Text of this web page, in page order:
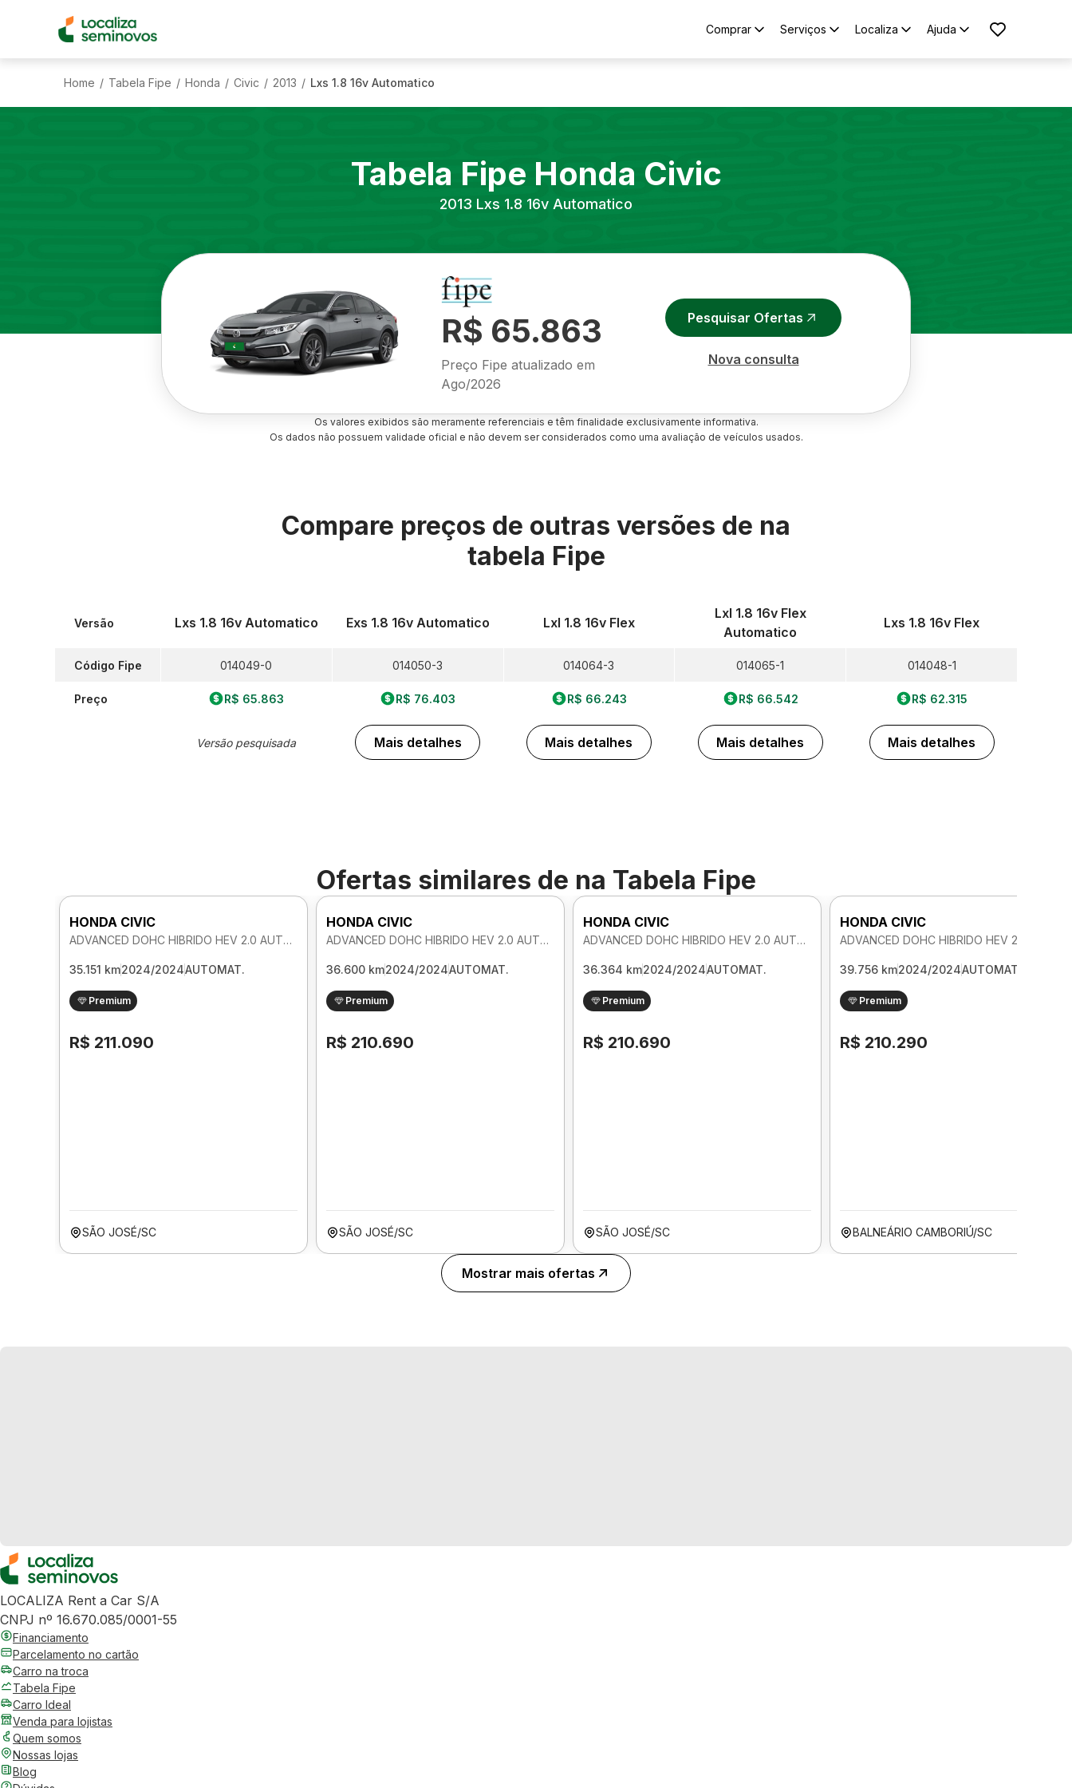
Comprar Serviços Localiza Ajuda
Home / Tabela Fipe / Honda / Civic / 2013 / Lxs 1.8 16v Automatico
Tabela Fipe Honda Civic
2013 Lxs 1.8 16v Automatico
R$ 65.863
Preço Fipe atualizado em
Ago/2026
Pesquisar Ofertas
Nova consulta
Os valores exibidos são meramente referenciais e têm finalidade exclusivamente informativa.
Os dados não possuem validade oficial e não devem ser considerados como uma avaliação de veículos usados.
Compare preços de outras versões de na
tabela Fipe
Versão
Código Fipe
Preço
Lxs 1.8 16v Automatico
014049-0
R$ 65.863
Versão pesquisada
Exs 1.8 16v Automatico
014050-3
R$ 76.403
Mais detalhes
Lxl 1.8 16v Flex
014064-3
R$ 66.243
Mais detalhes
Lxl 1.8 16v Flex
Automatico
014065-1
R$ 66.542
Mais detalhes
Lxs 1.8 16v Flex
014048-1
R$ 62.315
Mais detalhes
Ofertas similares de na Tabela Fipe
HONDA CIVIC
ADVANCED DOHC HIBRIDO HEV 2.0 AUTOMATICO
35.151 km2024/2024AUTOMAT.
Premium
R$ 211.090
SÃO JOSÉ/SC
HONDA CIVIC
ADVANCED DOHC HIBRIDO HEV 2.0 AUTOMATICO
36.600 km2024/2024AUTOMAT.
Premium
R$ 210.690
SÃO JOSÉ/SC
HONDA CIVIC
ADVANCED DOHC HIBRIDO HEV 2.0 AUTOMATICO
36.364 km2024/2024AUTOMAT.
Premium
R$ 210.690
SÃO JOSÉ/SC
HONDA CIVIC
39.756 km2024/2024AUTOMAT.
Premium
R$ 210.290
BALNEÁRIO CAMBORIÚ/SC
Mostrar mais ofertas
LOCALIZA Rent a Car S/A
CNPJ nº 16.670.085/0001-55
Financiamento
Parcelamento no cartão
Carro na troca
Tabela Fipe
Carro Ideal
Venda para lojistas
Quem somos
Nossas lojas
Blog